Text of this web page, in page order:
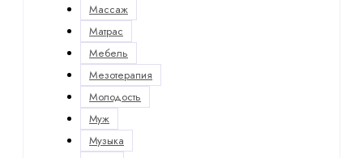
Массаж
Матрас
Мебель
Мезотерапия
Молодость
Муж
Музыка